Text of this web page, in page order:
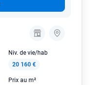
Niv. de vie/hab
20 160 €
Prix au m²